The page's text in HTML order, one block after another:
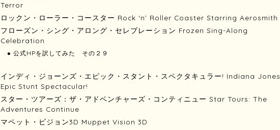
Terror
ロックン・ローラー・コースター Rock ‘n’ Roller Coaster Starring Aerosmith
フローズン・シング・アロング・セレブレーション Frozen Sing-Along
Celebration
公式HPを訳してみた その２９
インディ・ジョーンズ・エピック・スタント・スペクタキュラー! Indiana Jones
Epic Stunt Spectacular!
スター・ツアーズ：ザ・アドベンチャーズ・コンティニュー Star Tours: The
Adventures Continue
マペット・ビジョン3D Muppet Vision 3D